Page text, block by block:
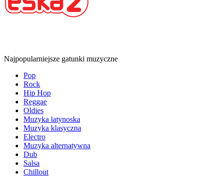
Najpopularniejsze gatunki muzyczne
Pop
Rock
Hip Hop
Reggae
Oldies
Muzyka latynoska
Muzyka klasyczna
Electro
Muzyka alternatywna
Dub
Salsa
Chillout